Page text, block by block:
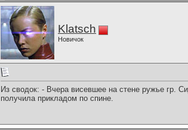
Klatsch
Новичок
Из сводок: - Вчера висевшее на стене ружье гр.
получила прикладом по спине.